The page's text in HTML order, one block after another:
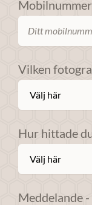
Vilken
Hur hittade
Meddelande
dessa
cookies
kommer viss
att försvinna
från
webbplatsen.
Genom att dela
intressen och